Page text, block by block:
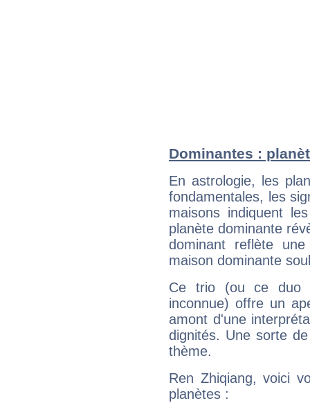
Dominantes :
En astrologie, les
fondamentales, les
maisons indiquent
planète dominante
dominant reflète
maison dominante
Ce trio (ou ce duo
inconnue) offre un
amont d'une
dignités. Une sorte
thème.
Ren Zhiqiang, voici
planètes :